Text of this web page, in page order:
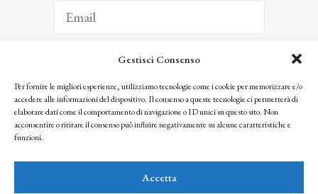
Gestisci Consenso
Per fornire le migliori esperienze, utilizziamo tecnologie come i cookie per memorizzare e/o
accedere alle informazioni del dispositivo. Il consenso a queste tecnologie ci permetterà di
elaborare dati come il comportamento di navigazione o ID unici su questo sito. Non
acconsentire o ritirare il consenso può influire negativamente su alcune caratteristiche e
funzioni.
Accetta
ISCRIVITI
Facendo clic per iscriverti, riconosci che le tue informazioni saranno trattate
seguendo la nostra Privacy Policy
© 2025 Istituto Matteucci. All right reserved
l’autorizzazione scritta dei proprietari dei diritti e dell’Istituto Matteucci